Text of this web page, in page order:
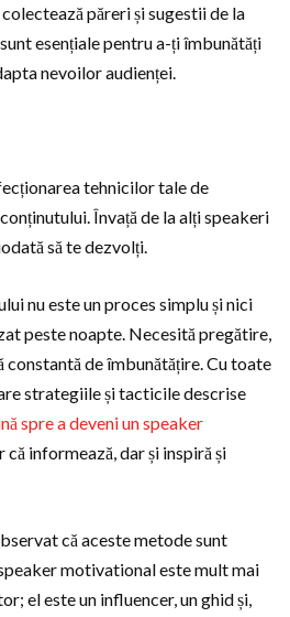
păreri și sugestii de la
esențiale pentru a-ți îmbunătăți
nevoilor audienței.
tehnicilor tale de
Învață de la alți speakeri
să te dezvolți.
nu este un proces simplu și nici
peste noapte. Necesită pregătire,
de îmbunătățire. Cu toate
strategiile și tacticile descrise
spre a deveni un speaker
că informează, dar și inspiră și
că aceste metode sunt
motivational este mult mai
el este un influencer, un ghid și,